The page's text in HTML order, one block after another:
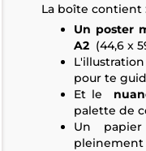
La boîte contient
Un poster
A2 (44,6 x
pour te
Et le
palette de
Un
pleinement